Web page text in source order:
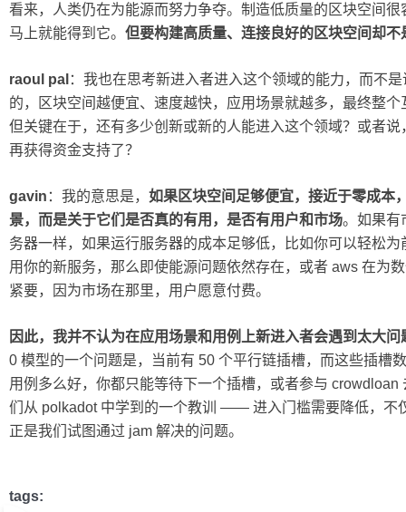
看来，人类仍在为能源而努力争夺。制造低质量的区块空间
马上就能得到它。 但要构建高质量、连接良好的区块空间却不
raoul pal ：我也在思考新进入者进入这个领域的能力，而不
的，区块空间越便宜、速度越快，应用场景就越多，最终整
但关键在于，还有多少创新或新的人能进入这个领域？或者
再获得资金支持了？
gavin ：我的意思是， 如果区块空间足够便宜，接近于零成本
景，而是关于它们是否真的有用，是否有用户和市场。如果有
务器一样，如果运行服务器的成本足够低，比如你可以轻松
用你的新服务，那么即使能源问题依然存在，或者 aws 在为
紧要，因为市场在那里，用户愿意付费。
因此，我并不认为在应用场景和用例上新进入者会遇到太大问
0 模型的一个问题是，当前有 50 个平行链插槽，而这些插槽
用例多么好，你都只能等待下一个插槽，或者参与
们从 polkadot 中学到的一个教训 —— 进入门槛需要降低，不
正是我们试图通过 jam 解决的问题。
tags: